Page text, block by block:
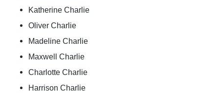
Katherine Charlie
Oliver Charlie
Madeline Charlie
Maxwell Charlie
Charlotte Charlie
Harrison Charlie